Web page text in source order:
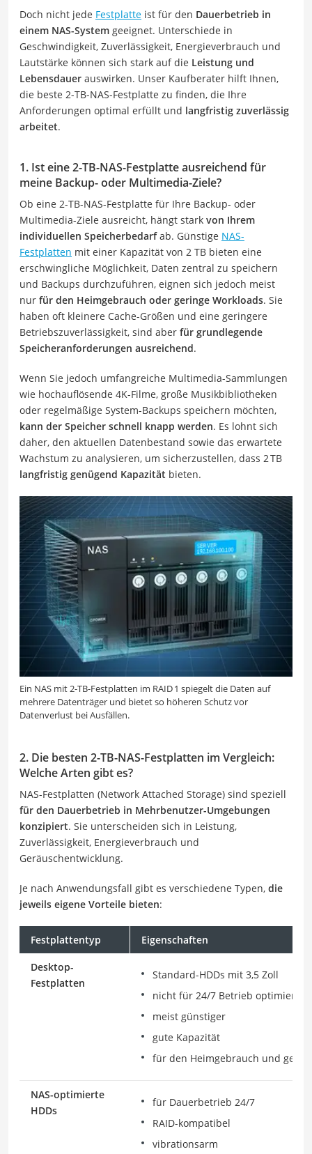
Doch nicht jede Festplatte ist für den Dauerbetrieb in
einem NAS-System geeignet. Unterschiede in
Geschwindigkeit, Zuverlässigkeit, Energieverbrauch und
Lautstärke können sich stark auf die Leistung und
Lebensdauer auswirken. Unser Kaufberater hilft Ihnen,
die beste 2-TB-NAS-Festplatte zu finden, die Ihre
Anforderungen optimal erfüllt und langfristig zuverlässig
arbeitet.
1. Ist eine 2-TB-NAS-Festplatte ausreichend für
meine Backup- oder Multimedia-Ziele?
Ob eine 2-TB-NAS-Festplatte für Ihre Backup- oder
Multimedia-Ziele ausreicht, hängt stark von Ihrem
individuellen Speicherbedarfab. Günstige NAS-
Festplatten mit einer Kapazität von 2 TB bieten eine
erschwingliche Möglichkeit, Daten zentral zu speichern
und Backups durchzuführen, eignen sich jedoch meist
nur für den Heimgebrauch oder geringe Workloads. Sie
haben oft kleinere Cache-Größen und eine geringere
Betriebszuverlässigkeit, sind aber für grundlegende
Speicheranforderungen ausreichend.
Wenn Sie jedoch umfangreiche Multimedia-Sammlungen
wie hochauflösende 4K-Filme, große Musikbibliotheken
oder regelmäßige System-Backups speichern möchten,
kann der Speicher schnell knapp werden. Es lohnt sich
daher, den aktuellen Datenbestand sowie das erwartete
Wachstum zu analysieren, um sicherzustellen, dass 2 TB
langfristig genügend Kapazität bieten.
Ein NAS mit 2-TB-Festplatten im RAID 1 spiegelt die Daten auf
mehrere Datenträger und bietet so höheren Schutz vor
Datenverlust bei Ausfällen.
2. Die besten 2-TB-NAS-Festplatten im Vergleich:
Welche Arten gibt es?
NAS-Festplatten (Network Attached Storage) sind speziell
für den Dauerbetrieb in Mehrbenutzer-Umgebungen
konzipiert. Sie unterscheiden sich in Leistung,
Zuverlässigkeit, Energieverbrauch und
Geräuschentwicklung.
Je nach Anwendungsfall gibt es verschiedene Typen, die
jeweils eigene Vorteile bieten:
Festplattentyp Eigenschaften
Desktop-
Festplatten
Standard-HDDs mit 3,5 Zoll
nicht für 24/7 Betrieb optimiert
meist günstiger
gute Kapazität
für den Heimgebrauch und
NAS-optimierte
HDDs
für Dauerbetrieb 24/7
RAID-kompatibel
vibrationsarm